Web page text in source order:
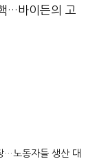
…바이든의 고
…노동자들 생산 대